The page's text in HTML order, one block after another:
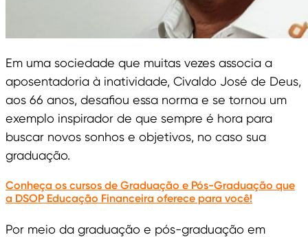
Em uma sociedade que muitas vezes associa a
aposentadoria à inatividade, Civaldo José de Deus,
aos 66 anos, desafiou essa norma e se tornou um
exemplo inspirador de que sempre é hora para
buscar novos sonhos e objetivos, no caso sua
graduação.
Conheça os cursos de Graduação e Pós-Graduação que
a DSOP Educação Financeira oferece para você!
Por meio da graduação e pós-graduação em